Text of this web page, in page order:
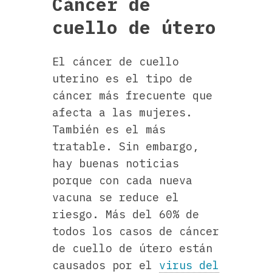
cuello de útero
El cáncer de cuello
uterino es el tipo de
cáncer más frecuente que
afecta a las mujeres.
También es el más
tratable. Sin embargo,
hay buenas noticias
porque con cada nueva
vacuna se reduce el
riesgo. Más del 60% de
todos los casos de cáncer
de cuello de útero están
causados por el virus del